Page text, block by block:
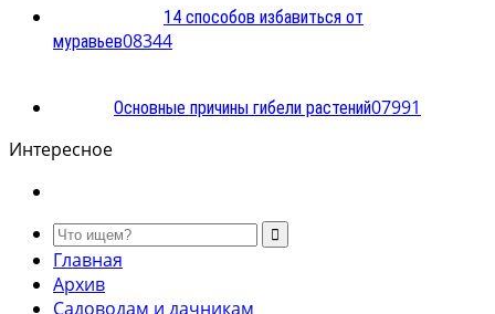
14 способов избавиться от
муравьев08344
Основные причины гибели растений07991
Интересное
Главная
Архив
Садоводам и дачникам